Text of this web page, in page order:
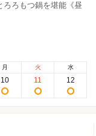
ろもつ鍋を堪能《昼
月
10
火
11
水
12